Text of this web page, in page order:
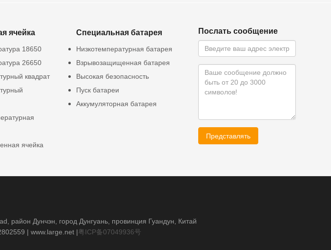
ячейка
18650
26650
квадрат
ячейка
Специальная батарея
Низкотемпературная батарея
Взрывозащищенная батарея
Высокая безопасность
Пуск батареи
Аккумуляторная батарея
Послать сообщение
Представлять
Дунчэн, город Дунгуань, провинция Гуандун, Китай
| www.large.net |粤ICP备07049936号